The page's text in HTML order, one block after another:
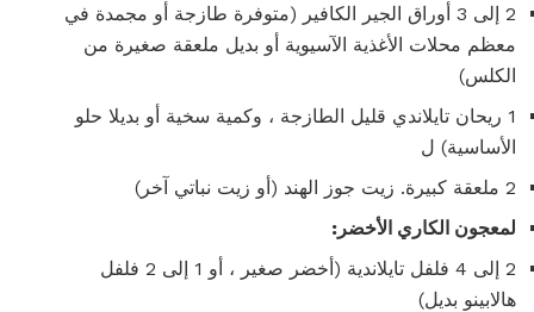
2 إلى 3 أوراق الجير الكافير (متوفرة طازجة أو مجمدة في
معظم محلات الأغذية الآسيوية أو بديل ملعقة صغيرة من
الكلس)
1 ريحان تايلاندي قليل الطازجة ، وكمية سخية أو بديلا حلو
الأساسية) ل
2 ملعقة كبيرة. زيت جوز الهند (أو زيت نباتي آخر)
لمعجون الكاري الأخضر:
2 إلى 4 فلفل تايلاندية (أخضر صغير ، أو 1 إلى 2 فلفل
هالابينو بديل)